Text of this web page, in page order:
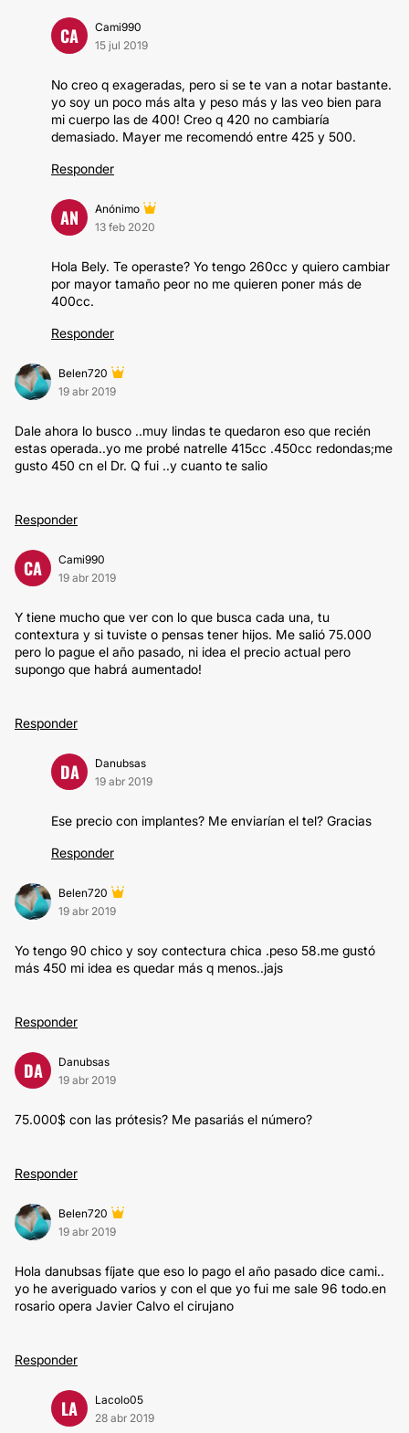
CA
Cami990
15 jul 2019
No creo q exageradas, pero si se te van a notar bastante.
yo soy un poco más alta y peso más y las veo bien para
mi cuerpo las de 400! Creo q 420 no cambiaría
demasiado. Mayer me recomendó entre 425 y 500.
Responder
AN
Anónimo
13 feb 2020
Hola Bely. Te operaste? Yo tengo 260cc y quiero cambiar
por mayor tamaño peor no me quieren poner más de
400cc.
Responder
Belen720
19 abr 2019
Dale ahora lo busco ..muy lindas te quedaron eso que recién
estas operada..yo me probé natrelle 415cc .450cc redondas;me
gusto 450 cn el Dr. Q fui ..y cuanto te salio
Responder
CA
Cami990
19 abr 2019
Y tiene mucho que ver con lo que busca cada una, tu
contextura y si tuviste o pensas tener hijos. Me salió 75.000
pero lo pague el año pasado, ni idea el precio actual pero
supongo que habrá aumentado!
Responder
DA
Danubsas
19 abr 2019
Ese precio con implantes? Me enviarían el tel? Gracias
Responder
Belen720
19 abr 2019
Yo tengo 90 chico y soy contectura chica .peso 58.me gustó
más 450 mi idea es quedar más q menos..jajs
Responder
DA
Danubsas
19 abr 2019
75.000$ con las prótesis? Me pasariás el número?
Responder
Belen720
19 abr 2019
Hola danubsas fíjate que eso lo pago el año pasado dice cami..
yo he averiguado varios y con el que yo fui me sale 96 todo.en
rosario opera Javier Calvo el cirujano
Responder
LA
Lacolo05
28 abr 2019